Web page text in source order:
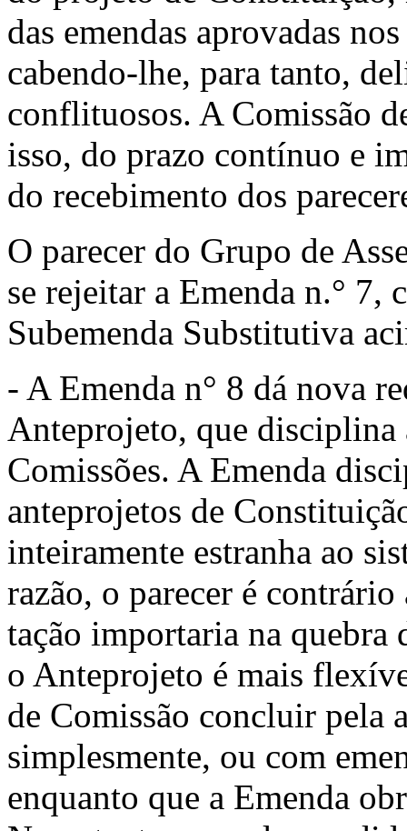
das emendas aprovadas
cabendo-lhe, para tanto,
conflituosos. A Comissão
isso, do prazo contínuo e
do recebimento dos
O parecer do Grupo de
se rejeitar a Emenda n.° 7,
Subemenda Substitutiva
- A Emenda n° 8 dá nova
Anteprojeto, que disciplina
Comissões. A Emenda
anteprojetos de
inteiramente estranha ao
razão, o parecer é
tação importaria na quebra
o Ante­projeto é mais
de Comissão con­cluir pela
simplesmente, ou com
enquanto que a Emenda